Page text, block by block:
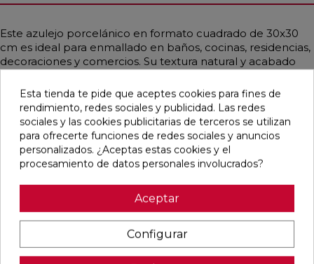
Este azulejo porcelánico en formato cuadrado de 30x30
cm es ideal para enmallado en baños, cocinas, residencias,
decoraciones y comercios. Su textura natural y acabado
mediterráneo, emulando la apariencia de la piedra en un
elegante color taupe. Es resistente a cargas pesadas,
choques térmicos, hielo, fuego y bacterias, lo que lo hace
duradero y seguro. Además, su instalación y limpieza son
muy sencillas.
Pensamos que te puede interesar
favorite favorite favorite favorite
Esta tienda te pide que aceptes cookies para fines de
rendimiento, redes sociales y publicidad. Las redes
sociales y las cookies publicitarias de terceros se utilizan
para ofrecerte funciones de redes sociales y anuncios
personalizados. ¿Aceptas estas cookies y el
procesamiento de datos personales involucrados?
Aceptar
Configurar